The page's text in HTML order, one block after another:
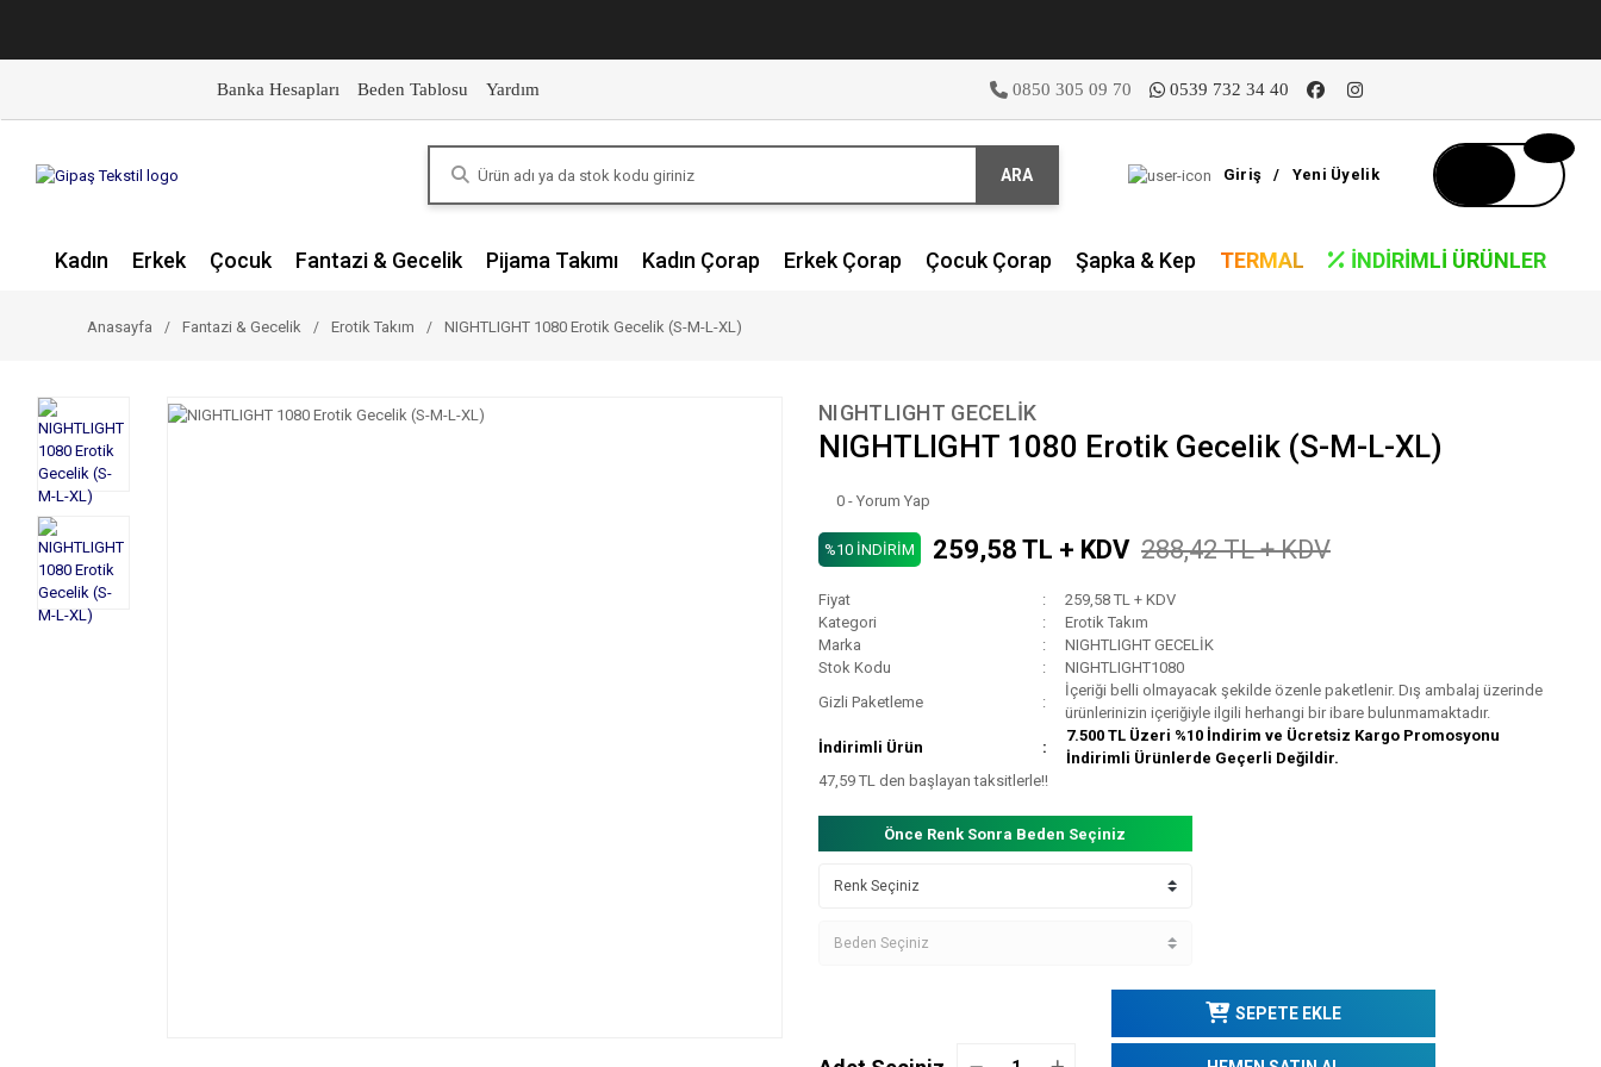
Banka Hesapları Beden Tablosu Yardım 0850 305 09 70 0539 732 34 40
ARA Giriş / Yeni Üyelik
Kadın Erkek Çocuk Fantazi & Gecelik Pijama Takımı Kadın Çorap Erkek Çorap Çocuk Çorap Şapka & Kep TERMAL İNDIRIMLI ÜRÜNLER
Anasayfa Fantazi & Gecelik Erotik Takım NIGHTLIGHT 1080 Erotik Gecelik (S-M-L-XL)
NIGHTLIGHT GECELİK
NIGHTLIGHT 1080 Erotik Gecelik (S-M-L-XL)
0 - Yorum Yap
%10 İNDİRİM 259,58 TL + KDV 288,42 TL + KDV
Fiyat
259,58 TL + KDV
Kategori
Erotik Takım
Marka
NIGHTLIGHT GECELİK
Stok Kodu
NIGHTLIGHT1080
Gizli Paketleme
İçeriği belli olmayacak şekilde özenle paketlenir. Dış ambalaj üzerinde
ürünlerinizin içeriğiyle ilgili herhangi bir ibare bulunmamaktadır.
İndirimli Ürün
7.500 TL Üzeri %10 İndirim ve Ücretsiz Kargo Promosyonu
İndirimli Ürünlerde Geçerli Değildir.
47,59 TL den başlayan taksitlerle!!
Önce Renk Sonra Beden Seçiniz
SEPETE EKLE